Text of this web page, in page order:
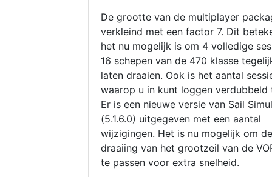
De grootte van de multiplayer
verkleind met een factor 7. Dit
het nu mogelijk is om 4 volledige
16 schepen van de 470 klasse
laten draaien. Ook is het aantal
waarop u in kunt loggen verdubbeld
Er is een nieuwe versie van Sail
(5.1.6.0) uitgegeven met een aantal
wijzigingen. Het is nu mogelijk om de
draaiing van het grootzeil van de
te passen voor extra snelheid.